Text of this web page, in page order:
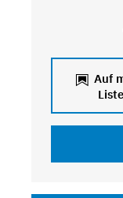
Auf
Liste